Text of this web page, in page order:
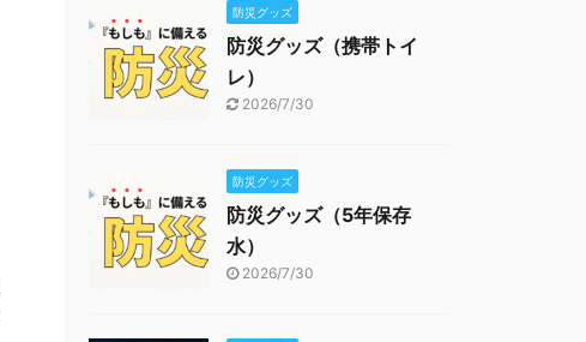
防災グッズ
防災グッズ（携帯トイ
レ）
2026/7/30
防災グッズ
防災グッズ（5年保存
水）
2026/7/30